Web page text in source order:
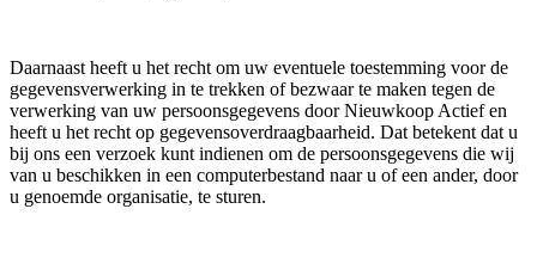
Daarnaast heeft u het recht om uw eventuele toestemming voor de
gegevensverwerking in te trekken of bezwaar te maken tegen de
verwerking van uw persoonsgegevens door Nieuwkoop Actief en
heeft u het recht op gegevensoverdraagbaarheid. Dat betekent dat u
bij ons een verzoek kunt indienen om de persoonsgegevens die wij
van u beschikken in een computerbestand naar u of een ander, door
u genoemde organisatie, te sturen.